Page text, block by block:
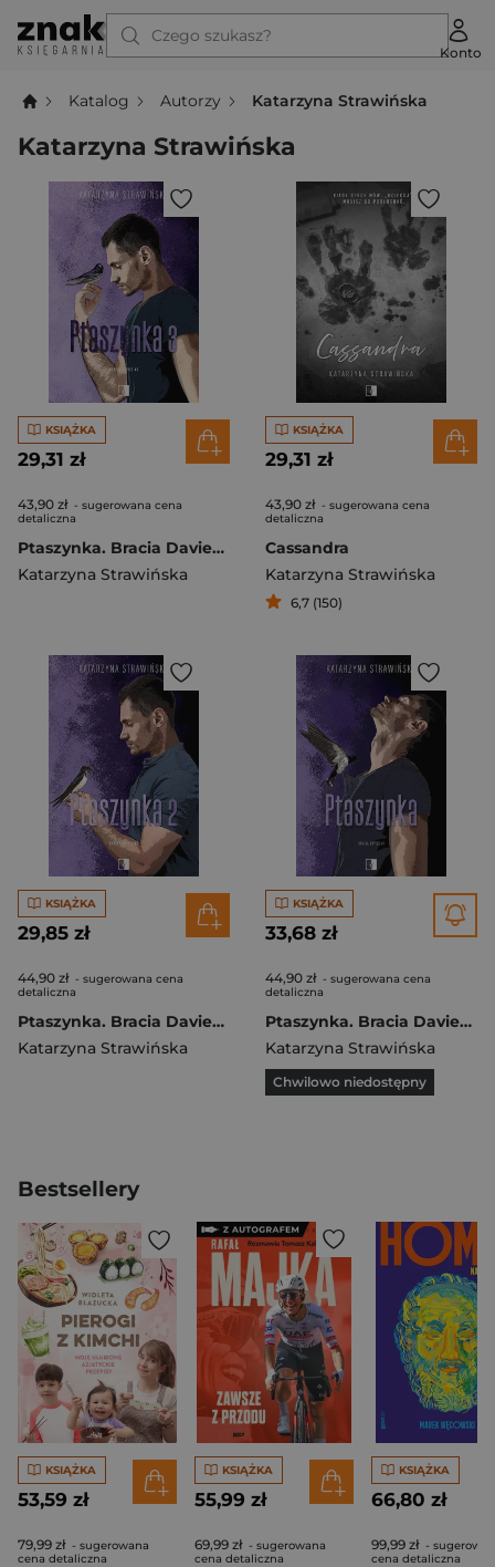
Czego szukasz?
Konto
Katalog Autorzy Katarzyna Strawińska
Katarzyna Strawińska
KSIĄŻKA
29,31 zł
43,90 zł - sugerowana cena
detaliczna
Ptaszynka. Bracia Davies. Tom 3
Katarzyna Strawińska
KSIĄŻKA
29,31 zł
43,90 zł - sugerowana cena
detaliczna
Cassandra
Katarzyna Strawińska
6,7 (150)
KSIĄŻKA
29,85 zł
44,90 zł - sugerowana cena
detaliczna
Ptaszynka. Bracia Davies. Tom 2
Katarzyna Strawińska
KSIĄŻKA
33,68 zł
44,90 zł - sugerowana cena
detaliczna
Ptaszynka. Bracia Davies. Tom 1
Katarzyna Strawińska
Chwilowo niedostępny
Bestsellery
KSIĄŻKA
53,59 zł
79,99 zł - sugerowana
cena detaliczna
KSIĄŻKA
55,99 zł
69,99 zł - sugerowana
cena detaliczna
KSIĄŻKA
66,80 zł
99,99 zł -
cena detaliczna